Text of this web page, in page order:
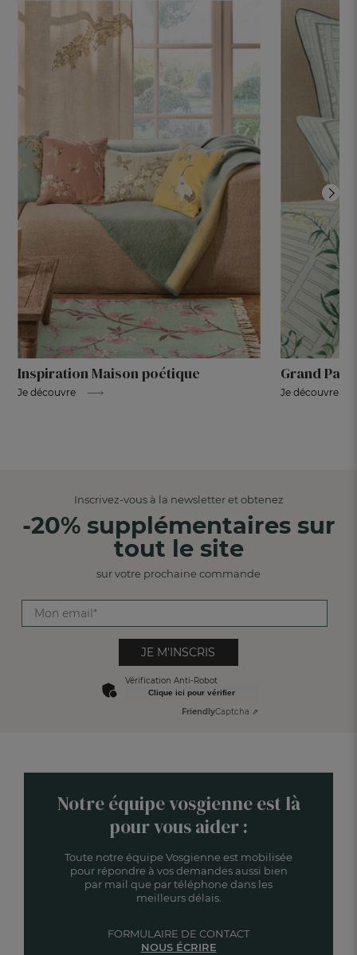
Inspiration Maison poétique
Je découvre
Grand
Je découvre
Inscrivez-vous à la newsletter et obtenez
-20% supplémentaires sur
tout le site
sur votre prochaine commande
JE M'INSCRIS
Vérification Anti-Robot
Clique ici pour vérifier
FriendlyCaptcha ⇗
Notre équipe vosgienne est là
pour vous aider :
Toute notre équipe Vosgienne est mobilisée
pour répondre à vos demandes aussi bien
par mail que par téléphone dans les
meilleurs délais.
FORMULAIRE DE CONTACT
NOUS ÉCRIRE